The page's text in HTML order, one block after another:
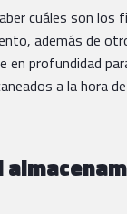
cuáles son los
además de
en profundidad
a la hora